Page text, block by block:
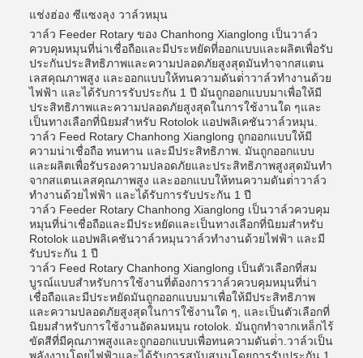
แช่งฮ่อง ซีแซงลุง วาล์วหมุน
วาล์ว Feeder Rotary ของ Chanhong Xianglong เป็นวาล์ว
ควบคุมหมุนที่น่าเชื่อถือและมีประหยัดที่ออกแบบและผลิตเพื่อรับ
ประกันประสิทธิภาพและความปลอดภัยสูงสุดมันทําจากสแตน
เลสคุณภาพสูง และออกแบบให้ทนความดันต่ําวาล์วทํางานด้วย
ไฟฟ้า และได้รับการรับประกัน 1 ปี มันถูกออกแบบมาเพื่อให้มี
ประสิทธิภาพและความปลอดภัยสูงสุดในการใช้งานใด ๆและ
เป็นทางเลือกที่นิยมสําหรับ Rotolok แอปพลิเคชันวาล์วหมุน.
วาล์ว Feed Rotary Chanhong Xianglong ถูกออกแบบให้มี
ความน่าเชื่อถือ ทนทาน และมีประสิทธิภาพ. มันถูกออกแบบ
และผลิตเพื่อรับรองความปลอดภัยและประสิทธิภาพสูงสุดมันทํา
จากสแตนเลสคุณภาพสูง และออกแบบให้ทนความดันต่ําวาล์ว
ทํางานด้วยไฟฟ้า และได้รับการรับประกัน 1 ปี
วาล์ว Feeder Rotary Chanhong Xianglong เป็นวาล์วควบคุม
หมุนที่น่าเชื่อถือและมีประหยัดและเป็นทางเลือกที่นิยมสําหรับ
Rotolok แอปพลิเคชันวาล์วหมุนวาล์วทํางานด้วยไฟฟ้า และมี
รับประกัน 1 ปี
วาล์ว Feed Rotary Chanhong Xianglong เป็นตัวเลือกที่สม
บูรณ์แบบสําหรับการใช้งานที่ต้องการวาล์วควบคุมหมุนที่น่า
เชื่อถือและมีประหยัดมันถูกออกแบบมาเพื่อให้มีประสิทธิภาพ
และความปลอดภัยสูงสุดในการใช้งานใด ๆ, และเป็นตัวเลือกที่
นิยมสําหรับการใช้งานอัดลมหมุน rotolok. มันถูกทําจากเหล็กไร้
ขัดสีที่มีคุณภาพสูงและถูกออกแบบเพื่อทนความดันต่ํา.วาล์วเป็น